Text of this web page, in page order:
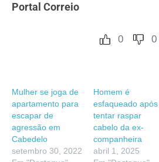
Portal Correio
0 0
Mulher se joga de
apartamento para
escapar de
agressão em
Cabedelo
setembro 30, 2022
Homem é
esfaqueado após
tentar raspar
cabelo da ex-
companheira
abril 1, 2025